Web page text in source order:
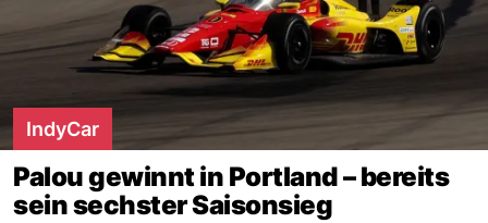
IndyCar
Palou gewinnt in Portland – bereits
sein sechster Saisonsieg